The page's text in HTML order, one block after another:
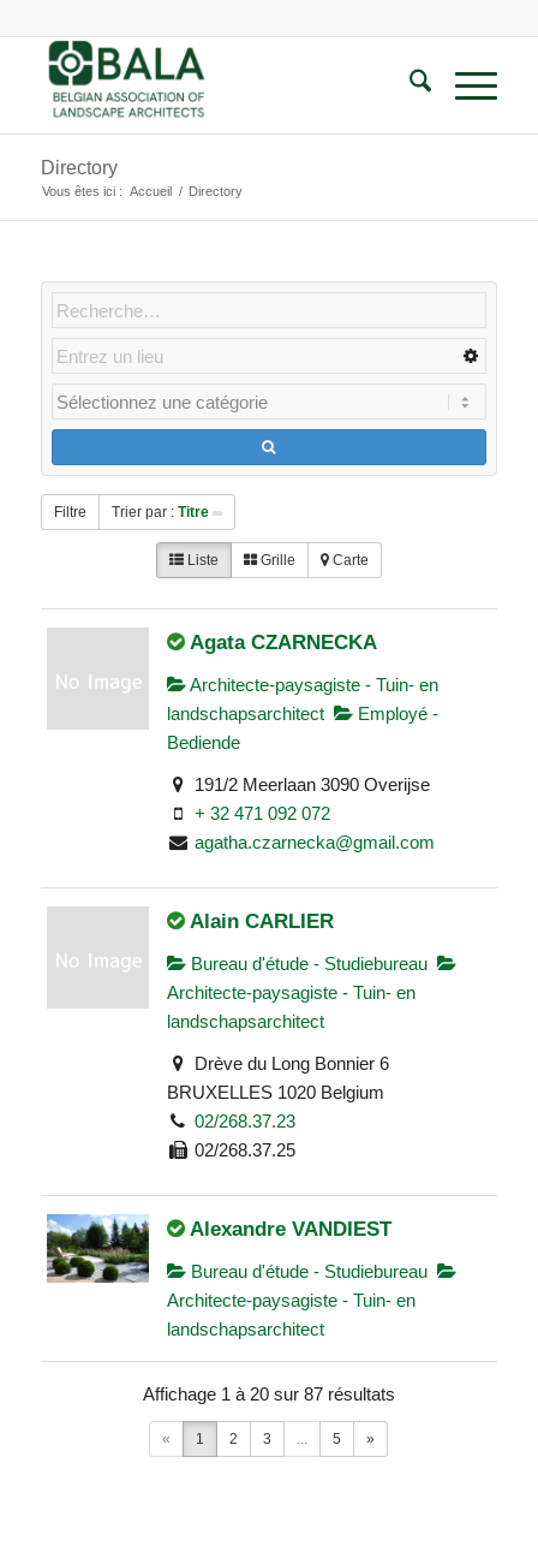
Directory
Vous êtes ici : Accueil / Directory
Filtre Trier par : Titre
Liste Grille Carte
Agata CZARNECKA
Architecte-paysagiste - Tuin- en
landschapsarchitect
Employé -
Bediende
191/2 Meerlaan 3090 Overijse
+ 32 471 092 072
agatha.czarnecka@gmail.com
Alain CARLIER
Bureau d'étude - Studiebureau
Architecte-paysagiste - Tuin- en
landschapsarchitect
Drève du Long Bonnier 6
BRUXELLES 1020 Belgium
02/268.37.23
02/268.37.25
Alexandre VANDIEST
Bureau d'étude - Studiebureau
Architecte-paysagiste - Tuin- en
landschapsarchitect
Belgium
061/32.00.16
0495/44.06.09
Affichage 1 à 20 sur 87 résultats
« 1 2 3 ... 5 »